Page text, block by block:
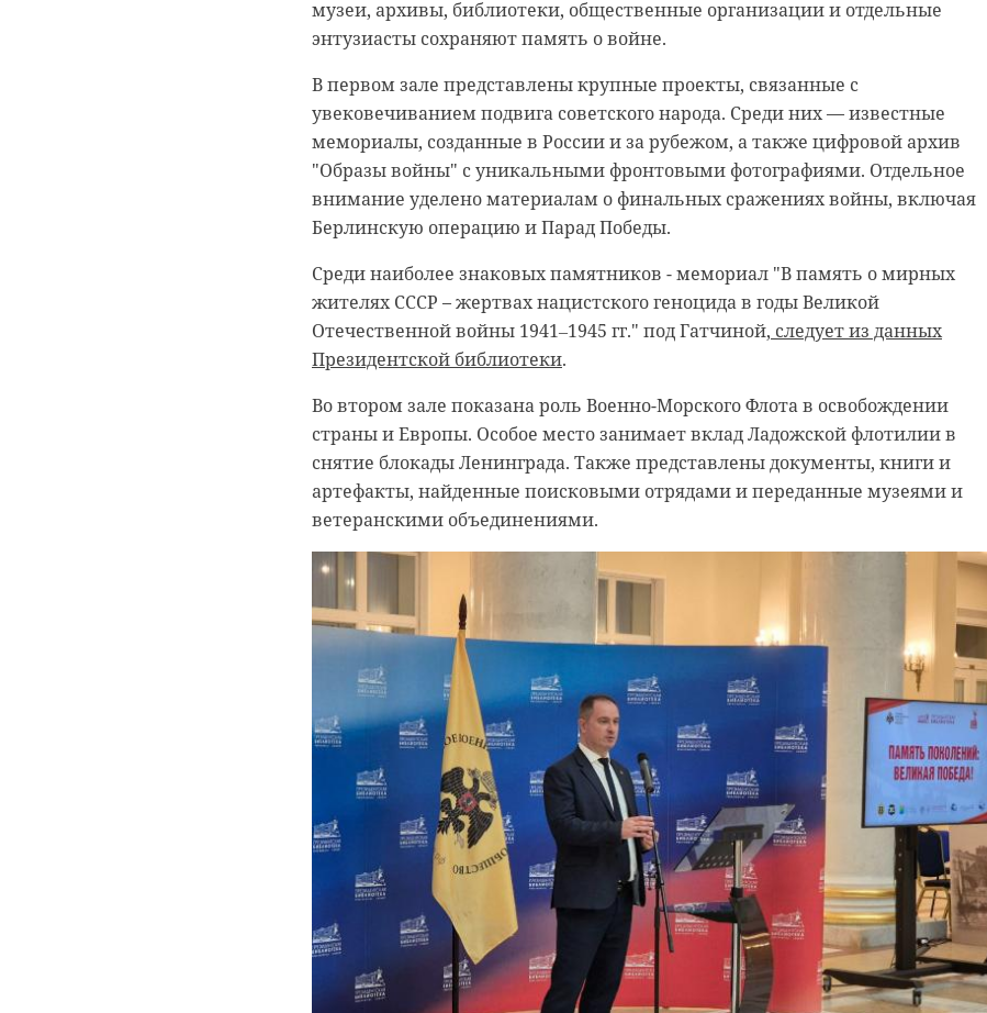
музеи, архивы, библиотеки, общественные организации и отдельные
энтузиасты сохраняют память о войне.
В первом зале представлены крупные проекты, связанные с
увековечиванием подвига советского народа. Среди них — известные
мемориалы, созданные в России и за рубежом, а также цифровой архив
"Образы войны" с уникальными фронтовыми фотографиями. Отдельное
внимание уделено материалам о финальных сражениях войны, включая
Берлинскую операцию и Парад Победы.
Среди наиболее знаковых памятников - мемориал "В память о мирных
жителях СССР – жертвах нацистского геноцида в годы Великой
Отечественной войны 1941‒1945 гг." под Гатчиной, следует из данных
Президентской библиотеки.
Во втором зале показана роль Военно-Морского Флота в освобождении
страны и Европы. Особое место занимает вклад Ладожской флотилии в
снятие блокады Ленинграда. Также представлены документы, книги и
артефакты, найденные поисковыми отрядами и переданные музеями и
ветеранскими объединениями.
Госдумы Сергей Яхнюк, зампред Правительства Ленобласти Евгений
Барановский и директор школы. Об этом во вторник, 27 мая, сообщили в
Строительном блоке администрации 47 региона.
Образовательное учреждение планируется расширить на три тысячи
квадратных метров. Специальная школа сможет принять еще 70 учеников.
Проект также предусматривает формирование современной и доступной
среды для детей с особенностями развития.
В Сосновоборской специальной школе появится новый спортзал, сенсорная
комната, зал лечебной физкультуры, мастерские и кабинеты узких
специалистов.
Важно, чтобы объект был реализован вовремя, без потери
качества и с полным учетом потребностей школы.
- подчеркнул Евгений Барановский, зампред
Правительства Ленинградской области.